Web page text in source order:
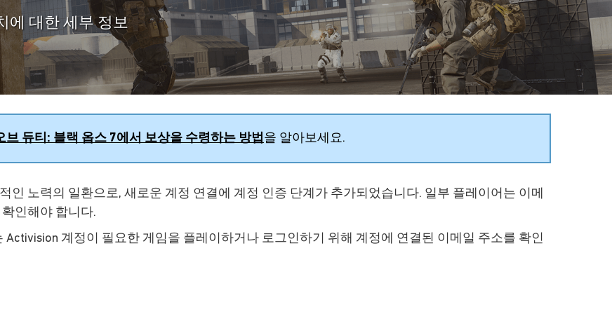
에 대한 세부 정보
브 듀티: 블랙 옵스 7에서 보상을 수령하는 방법 을 알아보세요.
인 노력의 일환으로, 새로운 계정 연결에 계정 인증 단계가 추가되었습니다. 일부 플레이어는 이메
인해야 합니다.
계정이 필요한 게임을 플레이하거나 로그인하기 위해 계정에 연결된 이메일 주소를 확인